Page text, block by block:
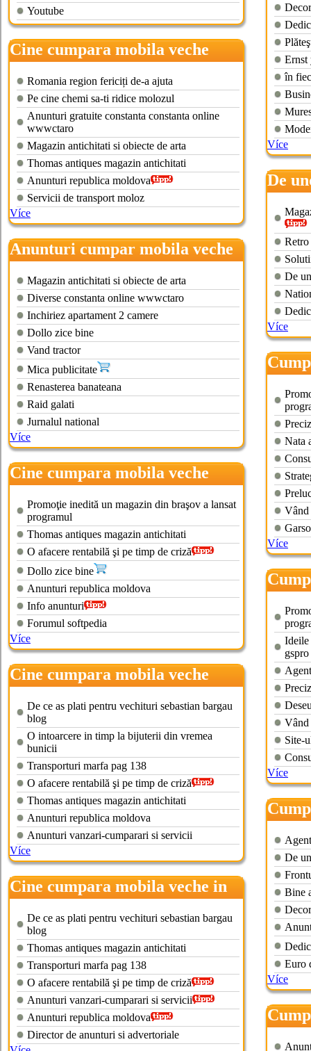
Youtube
Cine cumpara mobila veche
bucuresti
Romania region fericiți de-a ajuta
Pe cine chemi sa-ti ridice molozul
Anunturi gratuite constanta constanta online
wwwctaro
Magazin antichitati si obiecte de arta
Thomas antiques magazin antichitati
Anunturi republica moldova
Servicii de transport moloz
Více
Anunturi cumpar mobila veche
bucuresti
Magazin antichitati si obiecte de arta
Diverse constanta online wwwctaro
Inchiriez apartament 2 camere
Dollo zice bine
Vand tractor
Mica publicitate
Renasterea banateana
Raid galati
Jurnalul national
Více
Cine cumpara mobila veche
Promoţie inedită un magazin din braşov a lansat
programul
Thomas antiques magazin antichitati
O afacere rentabilă şi pe timp de criză
Dollo zice bine
Anunturi republica moldova
Info anunturi
Forumul softpedia
Více
Cine cumpara mobila veche
timisoara
De ce as plati pentru vechituri sebastian bargau
blog
O intoarcere in timp la bijuterii din vremea
bunicii
Transporturi marfa pag 138
O afacere rentabilă şi pe timp de criză
Thomas antiques magazin antichitati
Anunturi republica moldova
Anunturi vanzari-cumparari si servicii
Více
Cine cumpara mobila veche in
timisoara
De ce as plati pentru vechituri sebastian bargau
blog
Thomas antiques magazin antichitati
Transporturi marfa pag 138
O afacere rentabilă şi pe timp de criză
Anunturi vanzari-cumparari si servicii
Anunturi republica moldova
Director de anunturi si advertoriale
Ernst
în
Více
De
De
Více
Nata
Vând
Více
Ideile
gspro
Vând
Site-
Více
De
Bine
Euro
Více